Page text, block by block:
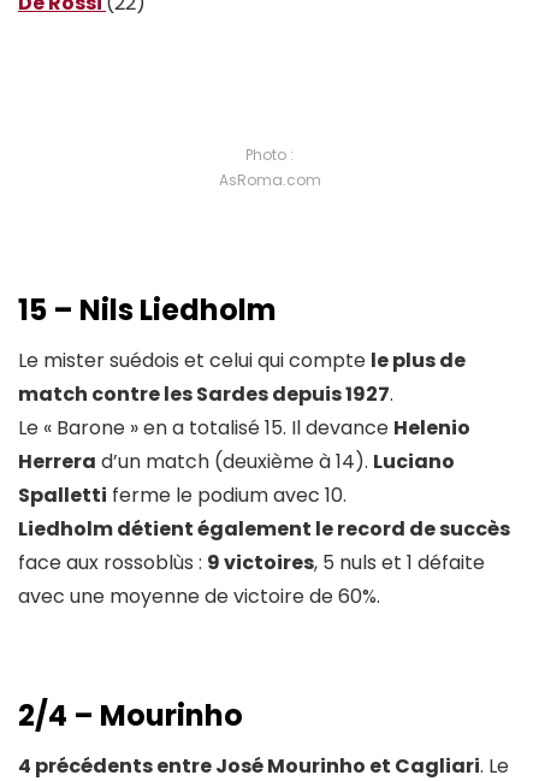
Photo :
AsRoma.com
15 – Nils Liedholm
Le mister suédois et celui qui compte le plus de
match contre les Sardes depuis 1927.
Le « Barone » en a totalisé 15. Il devance Helenio
Herrera d’un match (deuxième à 14). Luciano
Spalletti ferme le podium avec 10.
Liedholm détient également le record de succès
face aux rossoblùs : 9 victoires, 5 nuls et 1 défaite
avec une moyenne de victoire de 60%.
2/4 – Mourinho
4 précédents entre José Mourinho et Cagliari. Le